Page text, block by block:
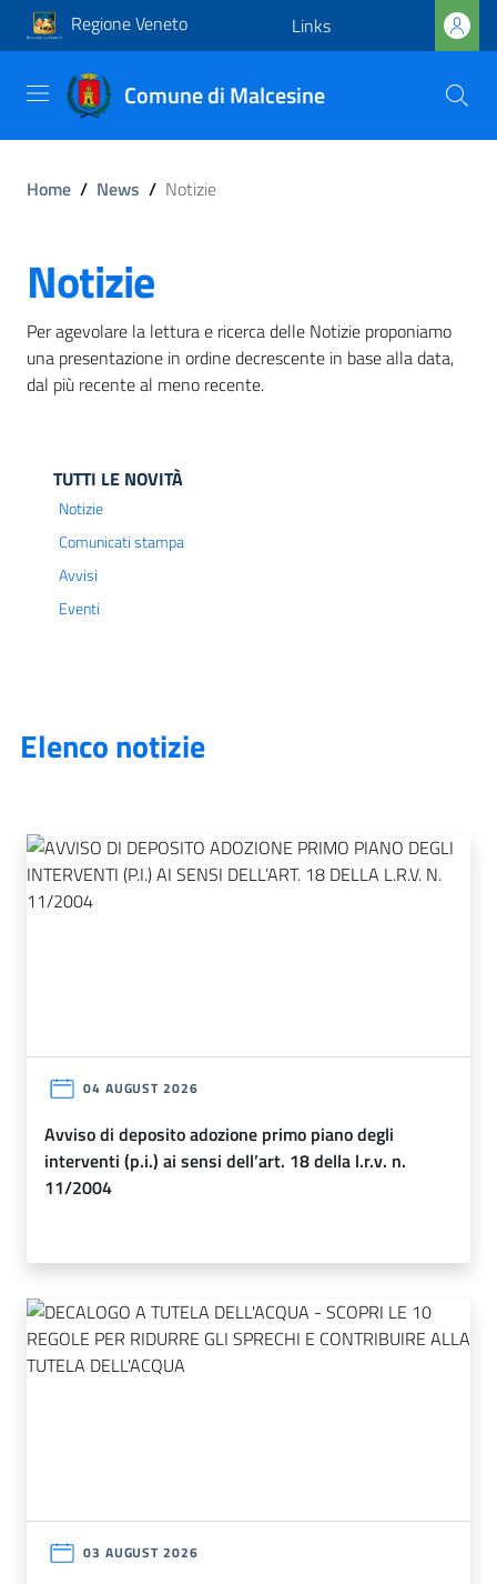
Regione Veneto Links
Comune di Malcesine
Home / News / Notizie
Notizie
Per agevolare la lettura e ricerca delle Notizie proponiamo
una presentazione in ordine decrescente in base alla data,
dal più recente al meno recente.
TUTTI LE NOVITÀ
Notizie
Comunicati stampa
Avvisi
Eventi
Elenco notizie
04 AUGUST 2026
avviso di deposito adozione primo piano degli
interventi (p.i.) ai sensi dell’art. 18 della l.r.v. n.
11/2004
03 AUGUST 2026